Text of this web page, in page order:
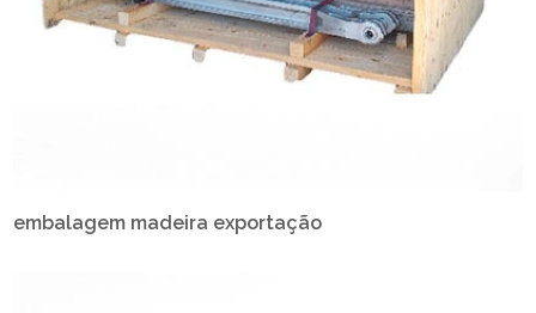
embalagem madeira exportação